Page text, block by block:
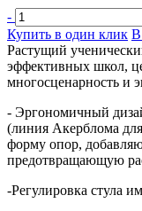
-
Купить в один клик В
Растущий
эффективных школ,
многосценарность и
- Эргономичный
(линия Акерблома
форму опор,
предотвращающую
-Регулировка стула